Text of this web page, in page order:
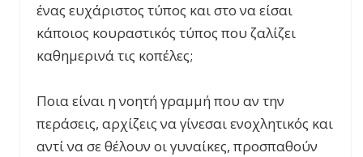
ένας ευχάριστος τύπος και στο να είσαι
κάποιος κουραστικός τύπος που ζαλίζει
καθημερινά τις κοπέλες;
Ποια είναι η νοητή γραμμή που αν την
περάσεις, αρχίζεις να γίνεσαι ενοχλητικός και
αντί να σε θέλουν οι γυναίκες, προσπαθούν